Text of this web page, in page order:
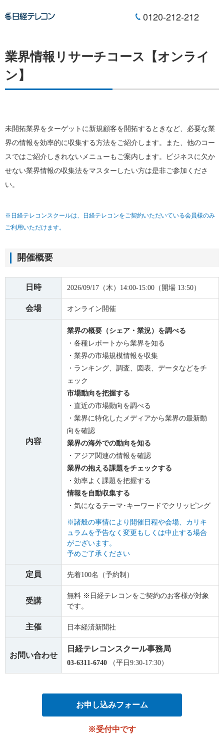
0120-212-212
業界情報リサーチコース【オンライ
ン】
未開拓業界をターゲットに新規顧客を開拓するときなど、必要な業
界の情報を効率的に収集する方法をご紹介します。また、他のコー
スではご紹介しきれないメニューもご案内します。ビジネスに欠か
せない業界情報の収集法をマスターしたい方は是非ご参加くださ
い。
※日経テレコンスクールは、日経テレコンをご契約いただいている会員様のみ
ご利用いただけます。
開催概要
日時 2026/09/17（木）14:00-15:00（開場 13:50）
会場 オンライン開催
内容
業界の概要（シェア・業況）を調べる
・各種レポートから業界を知る
・業界の市場規模情報を収集
・ランキング、調査、図表、データなどをチ
ェック
市場動向を把握する
・直近の市場動向を調べる
・業界に特化したメディアから業界の最新動
向を確認
業界の海外での動向を知る
・アジア関連の情報を確認
業界の抱える課題をチェックする
・効率よく課題を把握する
情報を自動収集する
・気になるテーマ･キーワードでクリッピング
※諸般の事情により開催日程や会場、カリキ
ュラムを予告なく変更もしくは中止する場合
がございます。
予めご了承ください
定員 先着100名（予約制）
受講
無料 ※日経テレコンをご契約のお客様が対象
です。
主催 日本経済新聞社
お問い合わせ
日経テレコンスクール事務局
03-6311-6740 （平日9:30-17:30）
お申し込みフォーム
※受付中です